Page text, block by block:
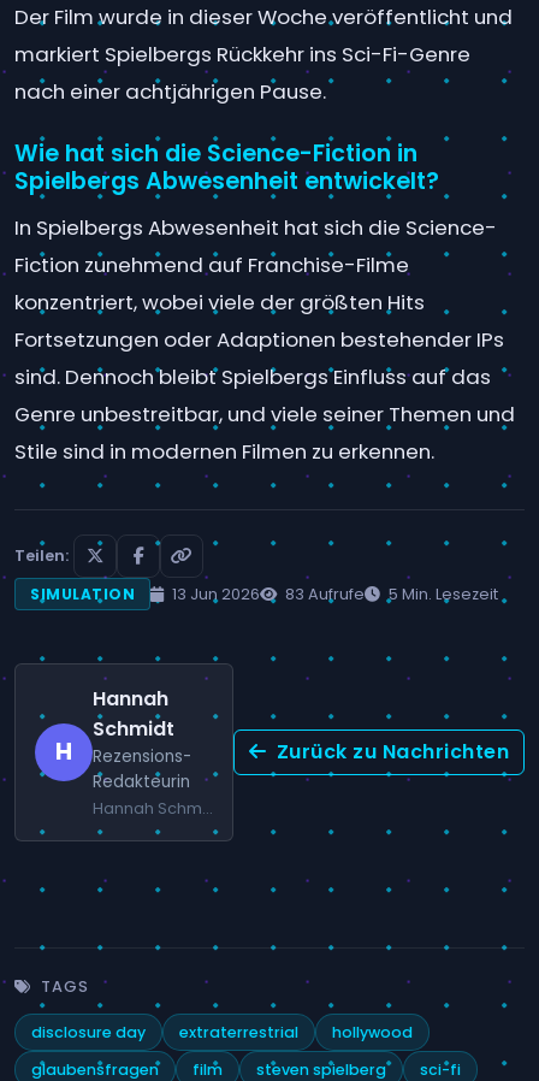
Der Film wurde in dieser Woche veröffentlicht und
markiert Spielbergs Rückkehr ins Sci-Fi-Genre
nach einer achtjährigen Pause.
Wie hat sich die Science-Fiction in
Spielbergs Abwesenheit entwickelt?
In Spielbergs Abwesenheit hat sich die Science-
Fiction zunehmend auf Franchise-Filme
konzentriert, wobei viele der größten Hits
Fortsetzungen oder Adaptionen bestehender IPs
sind. Dennoch bleibt Spielbergs Einfluss auf das
Genre unbestreitbar, und viele seiner Themen und
Stile sind in modernen Filmen zu erkennen.
Teilen:
SIMULATION
13 Jun 2026 83 Aufrufe 5 Min. Lesezeit
H
Hannah
Schmidt
Rezensions-
Redakteurin
Hannah Schmidt ist eine erfahrene Redakteurin mit Fokus auf Strategiespiele und Simulationen.
Zurück zu Nachrichten
TAGS
disclosure day extraterrestrial
hollywood
glaubensfragen
film steven spielberg sci-fi